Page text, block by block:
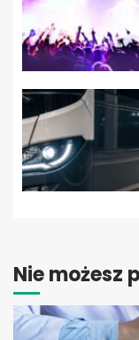
Nie możesz